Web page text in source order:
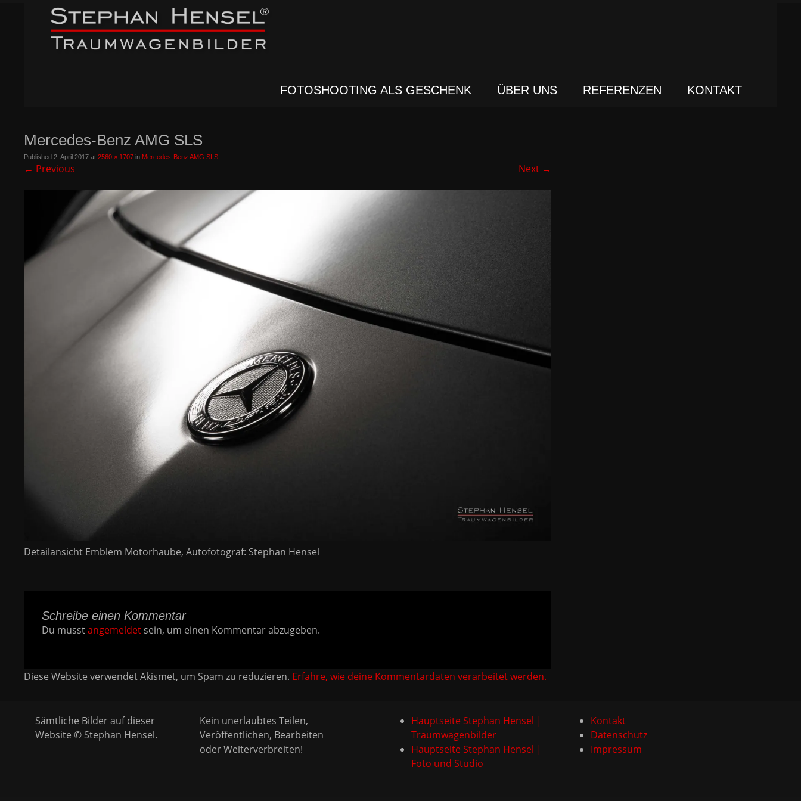
FOTOSHOOTING ALS GESCHENK ÜBER UNS REFERENZEN KONTAKT
Mercedes-Benz AMG SLS
Published2. April 2017 at2560 × 1707 in Mercedes-Benz AMG SLS
← Previous Next →
Detailansicht Emblem Motorhaube, Autofotograf: Stephan Hensel
Schreibe einen Kommentar
Du musstangemeldet sein, um einen Kommentar abzugeben.
Diese Website verwendet Akismet, um Spam zu reduzieren. Erfahre, wie deine Kommentardaten verarbeitet werden.
Sämtliche Bilder auf dieser
Website © Stephan Hensel.
Kein unerlaubtes Teilen,
Veröffentlichen, Bearbeiten
oder Weiterverbreiten!
Hauptseite Stephan Hensel |
Traumwagenbilder
Hauptseite Stephan Hensel |
Foto und Studio
Kontakt
Datenschutz
Impressum